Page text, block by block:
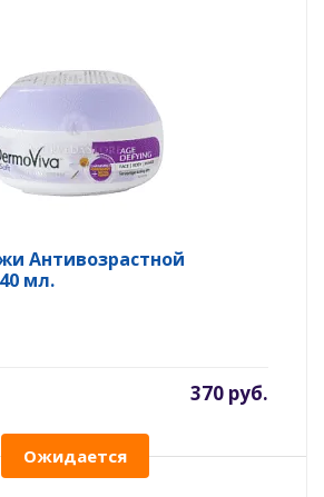
Антивозрастной
мл.
370 руб.
Ожидается